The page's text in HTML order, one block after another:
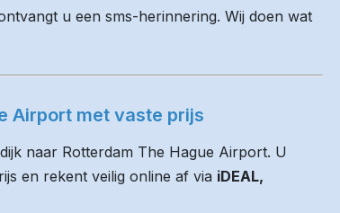
u een sms-herinnering. Wij doen wat
Airport met vaste prijs
naar Rotterdam The Hague Airport. U
en rekent veilig online af via iDEAL,